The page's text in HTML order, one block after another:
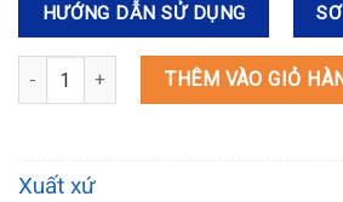
HƯỚNG DẪN SỬ DỤNG
DTW1001RTJ MÁY SIẾT BU LÔNG DÙNG
THÊM VÀO GIỎ
Xuất xứ